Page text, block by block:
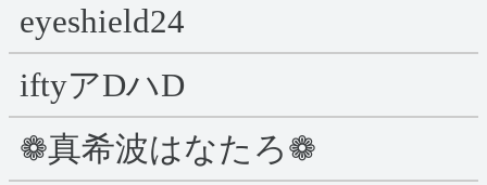
eyeshield24
iftyアDハD
❁真希波はなたろ❁